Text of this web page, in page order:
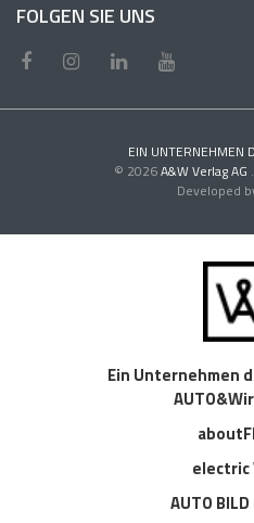
FOLGEN SIE UNS
EIN UNTERNEHMEN
© 2026A&W Verlag AG
Developed
Ein Unternehmen
electric
AUTO